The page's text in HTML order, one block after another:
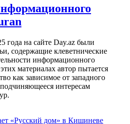
года на сайте Day.az были
содержащие клеветнические
информационного
материалах автор пытается
как зависимое от западного
интересам